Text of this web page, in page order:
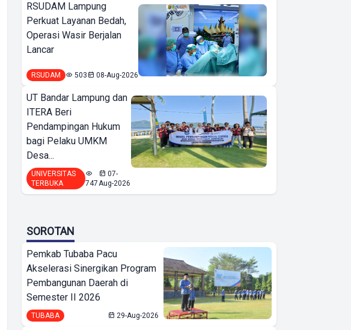
RSUDAM Lampung
Perkuat Layanan Bedah,
Operasi Wasir Berjalan
Lancar
RSUDAM 503 08-Aug-2026
UT Bandar Lampung dan
ITERA Beri
Pendampingan Hukum
bagi Pelaku UMKM
Desa...
UNIVERSITAS
TERBUKA
747
07-
Aug-2026
SOROTAN
Pemkab Tubaba Pacu
Akselerasi Sinergikan Program
Pembangunan Daerah di
Semester II 2026
TUBABA 29-Aug-2026